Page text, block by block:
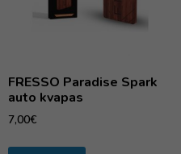
FRESSO Paradise Spark
auto kvapas
7,00€